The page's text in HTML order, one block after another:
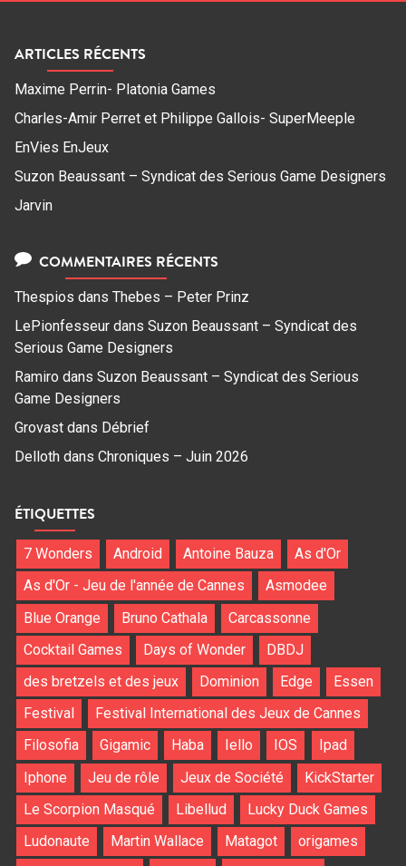
ARTICLES RÉCENTS
Maxime Perrin- Platonia Games
Charles-Amir Perret et Philippe Gallois- SuperMeeple
EnVies EnJeux
Suzon Beaussant – Syndicat des Serious Game Designers
Jarvin
COMMENTAIRES RÉCENTS
Thespios dans Thebes – Peter Prinz
LePionfesseur dans Suzon Beaussant – Syndicat des
Serious Game Designers
Ramiro dans Suzon Beaussant – Syndicat des Serious
Game Designers
Grovast dans Débrief
Delloth dans Chroniques – Juin 2026
ÉTIQUETTES
7 Wonders Android Antoine Bauza
As d'Or
As d'Or - Jeu de l'année de Cannes
Asmodee
Blue Orange
Bruno Cathala
Carcassonne
Cocktail Games
Days of Wonder
DBDJ
des bretzels et des jeux
Dominion Edge
Essen
Festival
Festival International des Jeux de Cannes
Filosofia
Gigamic Haba Iello IOS
Ipad
Iphone
Jeu de rôle Jeux de Société
KickStarter
Le Scorpion Masqué
Libellud
Lucky Duck Games
Ludonaute
Martin Wallace Matagot
origames